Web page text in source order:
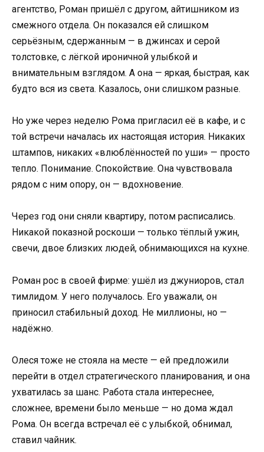
агентство, Роман пришёл с другом, айтишником из
смежного отдела. Он показался ей слишком
серьёзным, сдержанным — в джинсах и серой
толстовке, с лёгкой ироничной улыбкой и
внимательным взглядом. А она — яркая, быстрая, как
будто вся из света. Казалось, они слишком разные.
Но уже через неделю Рома пригласил её в кафе, и с
той встречи началась их настоящая история. Никаких
штампов, никаких «влюблённостей по уши» — просто
тепло. Понимание. Спокойствие. Она чувствовала
рядом с ним опору, он — вдохновение.
Через год они сняли квартиру, потом расписались.
Никакой показной роскоши — только тёплый ужин,
свечи, двое близких людей, обнимающихся на кухне.
Роман рос в своей фирме: ушёл из джуниоров, стал
тимлидом. У него получалось. Его уважали, он
приносил стабильный доход. Не миллионы, но —
надёжно.
Олеся тоже не стояла на месте — ей предложили
перейти в отдел стратегического планирования, и она
ухватилась за шанс. Работа стала интереснее,
сложнее, времени было меньше — но дома ждал
Рома. Он всегда встречал её с улыбкой, обнимал,
ставил чайник.